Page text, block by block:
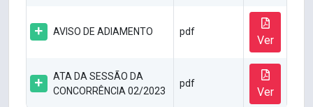
AVISO DE ADIAMENTO pdf
Ver
ATA DA SESSÃO DA
CONCORRÊNCIA 02/2023
pdf
Ver